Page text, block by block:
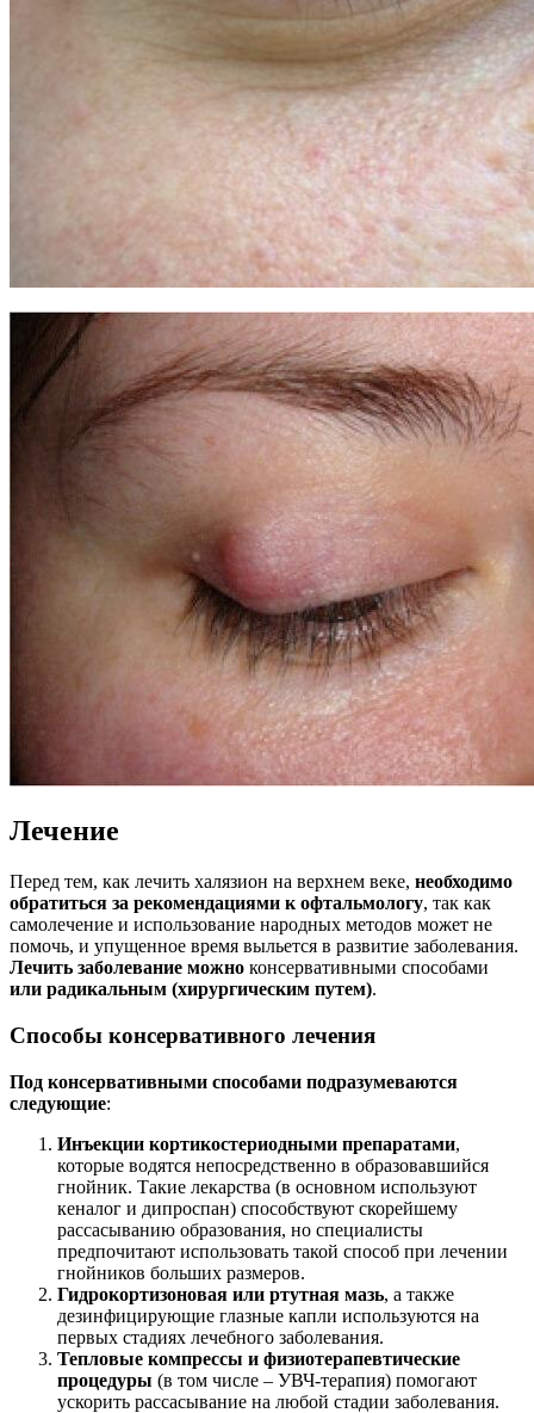
Лечение
Перед тем, как лечить халязион на верхнем веке, необходимо
обратиться за рекомендациями к офтальмологу, так как
самолечение и использование народных методов может не
помочь, и упущенное время выльется в развитие заболевания.
Лечить заболевание можно консервативными способами
или радикальным (хирургическим путем).
Способы консервативного лечения
Под консервативными способами подразумеваются
следующие:
Инъекции кортикостериодными препаратами,
которые водятся непосредственно в образовавшийся
гнойник. Такие лекарства (в основном используют
кеналог и дипроспан) способствуют скорейшему
рассасыванию образования, но специалисты
предпочитают использовать такой способ при лечении
гнойников больших размеров.
Гидрокортизоновая или ртутная мазь, а также
дезинфицирующие глазные капли используются на
первых стадиях лечебного заболевания.
Тепловые компрессы и физиотерапевтические
процедуры (в том числе – УВЧ-терапия) помогают
ускорить рассасывание на любой стадии заболевания.